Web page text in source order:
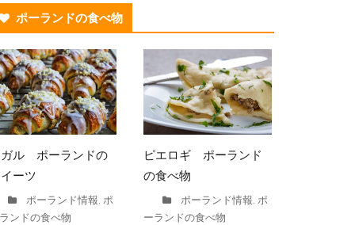
ポーランドの食べ物
ル ポーランドの
ーツ
ポーランド情報 ポ
ンドの食べ物
ピエロギ ポーランド
の食べ物
ポーランド情報 ポ
ーランドの食べ物